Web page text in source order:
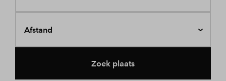
Afstand
Zoek plaats